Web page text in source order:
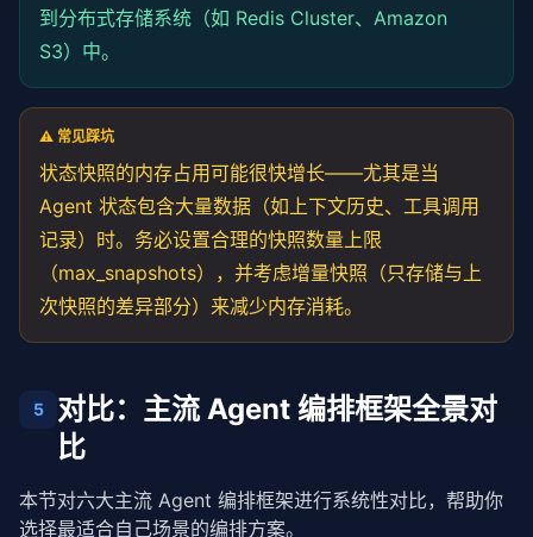
this.queues. set(
      queue.
    );
  }
retryFailed(agentId: string): void {
const queue = this.queues.get(agentId) || [];
for
( const msg of queue) {
if (msg.retryCount < msg.maxRetries) {
        msg.retryCount++;
this.publish(msg);
    }
// 查询指定任务的所有消息
getTaskMessages
return
  }
}
"""保存状态快照"""
            agent_id=agent_id,
            state=state.copy(),
            timestamp=time.time()
        snapshot.compute_checksum()
if key not in self.snapshots:
self.snapshots[key] = []
self .snapshots[key].append(snapshot)
len( self .snapshots[key]) > self
self .snapshots[key] = self
def rollback(self, agent_id: str, task_id: str
到分布式存储系统（如 Redis Cluster、Amazon
S3）中。
⚠️ 常见踩坑
状态快照的内存占用可能很快增长——尤其是当
Agent 状态包含大量数据（如上下文历史、工具调用
记录）时。务必设置合理的快照数量上限
（max_snapshots），并考虑增量快照（只存储与上
次快照的差异部分）来减少内存消耗。
5
对比：主流 Agent 编排框架全景对
比
本节对六大主流 Agent 编排框架进行系统性对比，帮助你
选择最适合自己场景的编排方案。